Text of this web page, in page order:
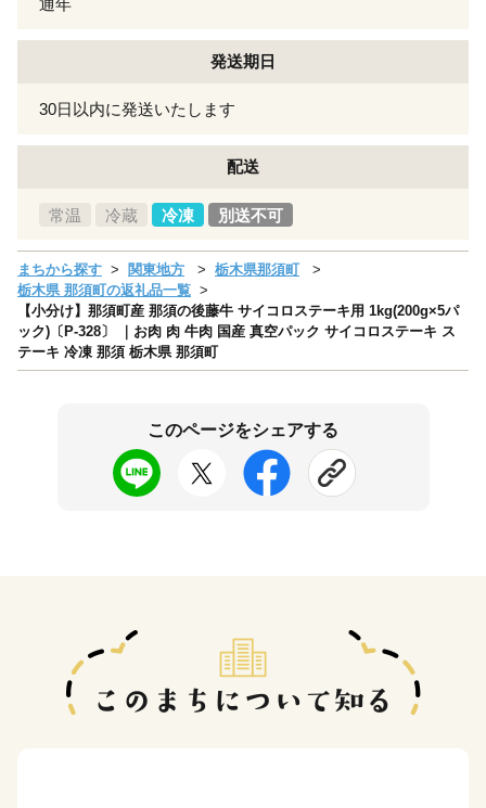
発送期日
30日以内に発送いたします
配送
常温 冷蔵 冷凍 別送不可
まちから探す 関東地方
栃木県那須町
栃木県 那須町の返礼品一覧
【小分け】那須町産 那須の後藤牛 サイコロステーキ用 1kg(200g×5パ
ック)〔P-328〕 ｜お肉 肉 牛肉 国産 真空パック サイコロステーキ ス
テーキ 冷凍 那須 栃木県 那須町
このページをシェアする